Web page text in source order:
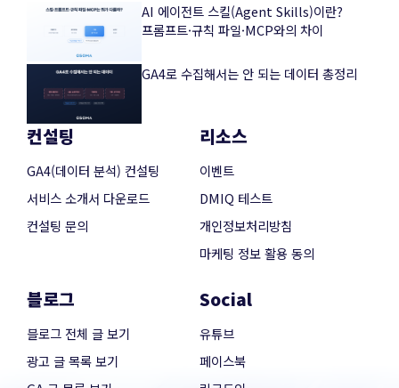
AI 에이전트 스킬(Agent Skills)이란?
프롬프트·규칙 파일·MCP와의 차이
GA4로 수집해서는 안 되는 데이터 총정리
컨설팅
GA4(데이터 분석) 컨설팅
서비스 소개서 다운로드
컨설팅 문의
리소스
이벤트
DMIQ 테스트
개인정보처리방침
마케팅 정보 활용 동의
블로그
블로그 전체 글 보기
광고 글 목록 보기
Social
유튜브
페이스북